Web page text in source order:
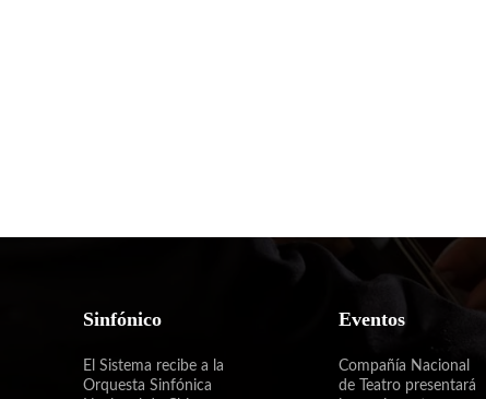
Sinfónico
El Sistema recibe a la
Orquesta Sinfónica
Eventos
Compañía Nacional
de Teatro presentará